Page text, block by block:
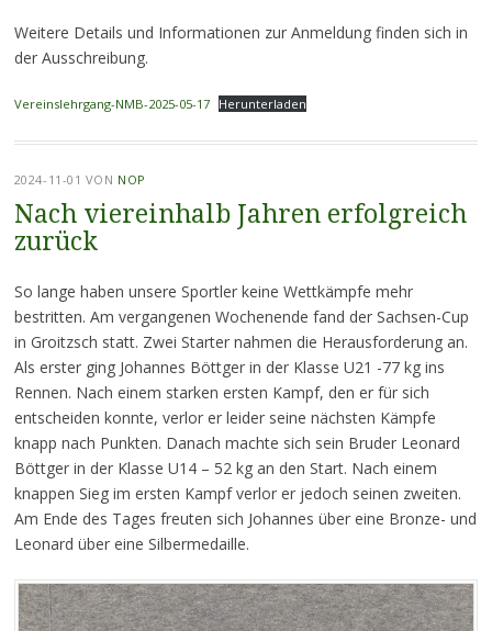
Weitere Details und Informationen zur Anmeldung finden sich in
der Ausschreibung.
Vereinslehrgang-NMB-2025-05-17 Herunterladen
2024-11-01 VON NOP
Nach viereinhalb Jahren erfolgreich
zurück
So lange haben unsere Sportler keine Wettkämpfe mehr
bestritten. Am vergangenen Wochenende fand der Sachsen-Cup
in Groitzsch statt. Zwei Starter nahmen die Herausforderung an.
Als erster ging Johannes Böttger in der Klasse U21 -77 kg ins
Rennen. Nach einem starken ersten Kampf, den er für sich
entscheiden konnte, verlor er leider seine nächsten Kämpfe
knapp nach Punkten. Danach machte sich sein Bruder Leonard
Böttger in der Klasse U14 – 52 kg an den Start. Nach einem
knappen Sieg im ersten Kampf verlor er jedoch seinen zweiten.
Am Ende des Tages freuten sich Johannes über eine Bronze- und
Leonard über eine Silbermedaille.